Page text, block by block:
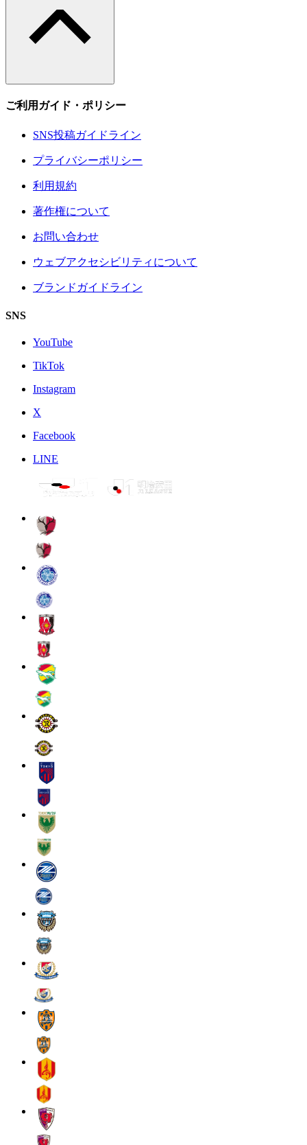
ご利用ガイド・ポリシー
SNS投稿ガイドライン
プライバシーポリシー
利用規約
著作権について
お問い合わせ
ウェブアクセシビリティについて
ブランドガイドライン
SNS
YouTube
TikTok
Instagram
X
Facebook
LINE